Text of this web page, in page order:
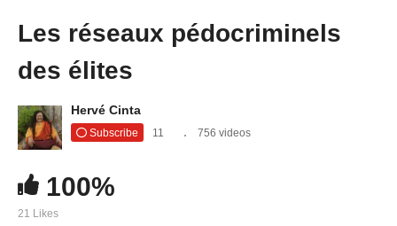
Les réseaux pédocriminels
des élites
Hervé Cinta
Subscribe 11 756 videos
100%
21 Likes